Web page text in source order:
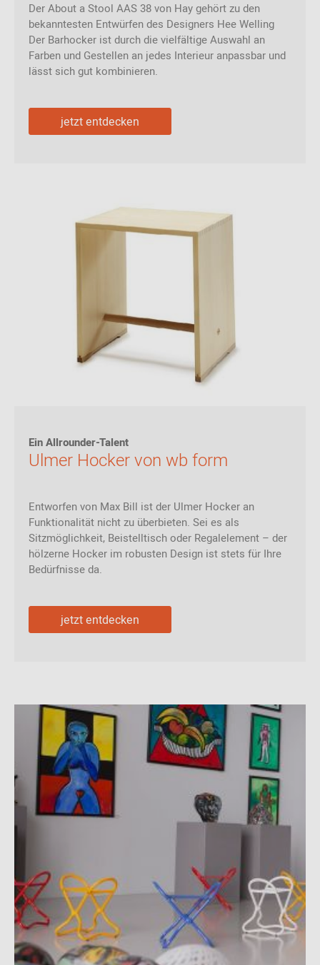
Der About a Stool AAS 38 von Hay gehört zu den
bekanntesten Entwürfen des Designers Hee Welling
Der Barhocker ist durch die vielfältige Auswahl an
Farben und Gestellen an jedes Interieur anpassbar und
lässt sich gut kombinieren.
jetzt entdecken
Ein Allrounder-Talent
Ulmer Hocker von wb form
Entworfen von Max Bill ist der Ulmer Hocker an
Funktionalität nicht zu überbieten. Sei es als
Sitzmöglichkeit, Beistelltisch oder Regalelement – der
hölzerne Hocker im robusten Design ist stets für Ihre
Bedürfnisse da.
jetzt entdecken